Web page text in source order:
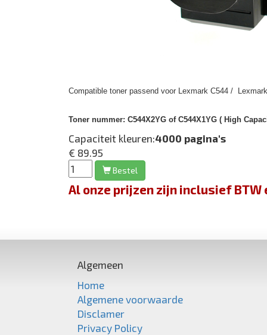
Compatible toner passend voor Lexmark C544 /
Toner nummer: C544X2YG of C544X1YG ( High
Capaciteit kleuren:4000 pagina's
€ 89.95
Bestel
Al onze prijzen zijn inclusief
Algemeen
Home
Algemene voorwaarde
Disclamer
Privacy Policy